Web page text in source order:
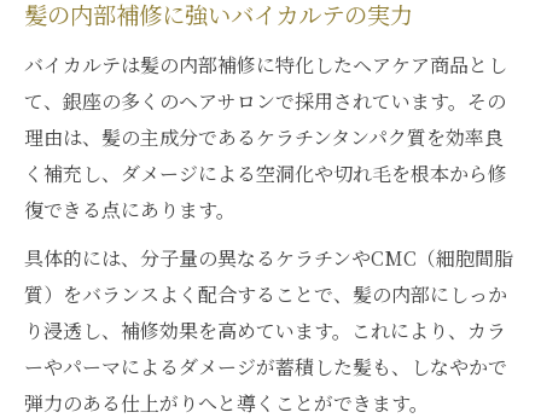
髪の内部補修に強いバイカルテの実力
バイカルテは髪の内部補修に特化したヘアケア商品とし
て、銀座の多くのヘアサロンで採用されています。その
理由は、髪の主成分であるケラチンタンパク質を効率良
く補充し、ダメージによる空洞化や切れ毛を根本から修
復できる点にあります。
具体的には、分子量の異なるケラチンやCMC（細胞間脂
質）をバランスよく配合することで、髪の内部にしっか
り浸透し、補修効果を高めています。これにより、カラ
ーやパーマによるダメージが蓄積した髪も、しなやかで
弾力のある仕上がりへと導くことができます。